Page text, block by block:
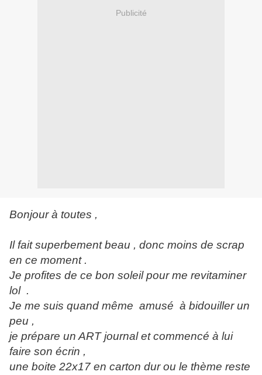
Publicité
Bonjour à toutes ,
Il fait superbement beau , donc moins de scrap
en ce moment .
Je profites de ce bon soleil pour me revitaminer
lol .
Je me suis quand même amusé à bidouiller un
peu ,
je prépare un ART journal et commencé à lui
faire son écrin ,
une boite 22x17 en carton dur ou le thème reste